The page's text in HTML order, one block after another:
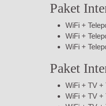
Paket
WiFi +
WiFi +
WiFi +
Paket
WiFi + TV +
WiFi + TV +